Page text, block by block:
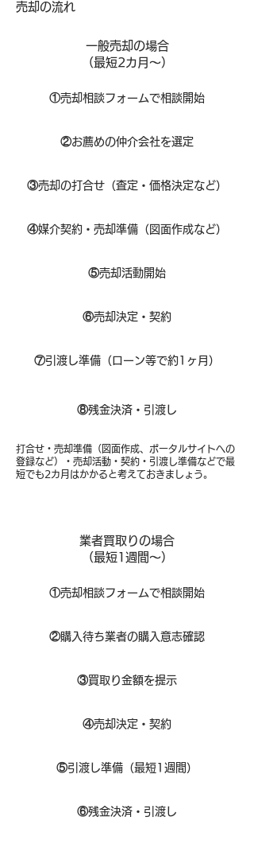
​売却の流れ
一般売却の場合
​（最短2カ月～）
①​売却相談フォームで相談開始
②お薦めの仲介会社を選定
③売却の打合せ（査定・価格決定など）
④媒介契約・売却準備（図面作成など）
⑤売却活動開始
⑥売却決定・契約
⑦引渡し準備（ローン等で約1ヶ月）
打合せ・売却準備（図面作成、ポータルサイトへの
登録など）・売却活動・契約・引渡し準備などで最
短でも2カ月はかかると考えておきましょう。
⑧​残金決済・引渡し
業者買取りの場合
（​最短1週間～）
①​売却相談フォームで相談開始
②購入待ち業者の購入意志確認
③買取り金額を提示
④売却決定・契約
⑤引渡し準備（最短1週間）
⑥残金決済・引渡し